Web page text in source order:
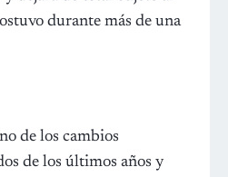
durante más de una
de los cambios
de los últimos años y